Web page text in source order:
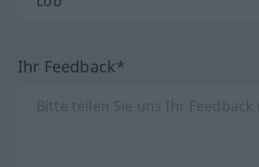
Ihr Feedback*